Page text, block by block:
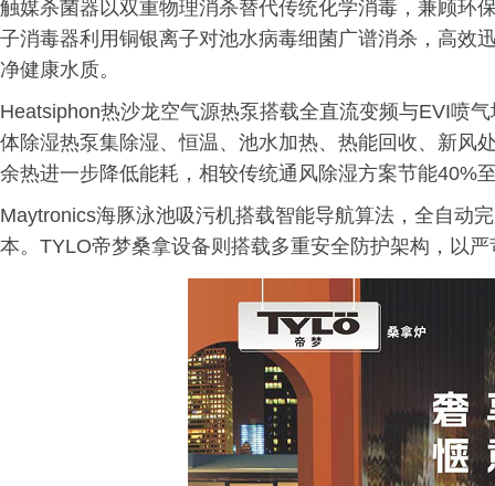
触媒杀菌器以双重物理消杀替代传统化学消毒，兼顾环
子消毒器利用铜银离子对池水病毒细菌广谱消杀，高效
净健康水质。
Heatsiphon热沙龙空气源热泵搭载全直流变频与EVI喷
体除湿热泵集除湿、恒温、池水加热、热能回收、新风
余热进一步降低能耗，相较传统通风除湿方案节能40%
Maytronics海豚泳池吸污机搭载智能导航算法，全自动
本。TYLO帝梦桑拿设备则搭载多重安全防护架构，以